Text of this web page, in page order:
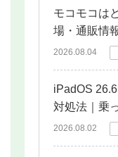
モコモコは
場・通販情
2026.08.04
iPadOS
対処法｜乗
2026.08.02